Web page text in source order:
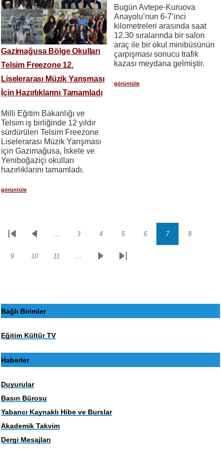
Gazimağusa Bölge Okulları
Telsim Freezone 12.
Liselerarası Müzik Yarışması
İçin Hazırlıklarını Tamamladı
Milli Eğitim Bakanlığı ve
Telsim iş birliğinde 12 yıldır
sürdürülen Telsim Freezone
Liselerarası Müzik Yarışması
için Gazimağusa, İskele ve
Yeniboğaziçi okulları
hazırlıklarını tamamladı.
görüntüle
Bugün Avtepe-Kuruova
Anayolu’nun 6-7’inci
kilometreleri arasında saat
12.30 sıralarında bir salon
araç ile bir okul minibüsünün
çarpışması sonucu trafik
kazası meydana gelmiştir.
görüntüle
Sayfalama
İlk
Önceki… Sayfa
3 Sayfa
4 Sayfa
5 Sayfa
6 Sayfa
7 Sayfa
8
Sayfa
9 Sayfa
10 Sayfa
11 …
SonrakiSon
Bağlı Birimler
Eğitim Kültür TV
Haberler
Duyurular
Basın Bürosu
Yabancı Kaynaklı Hibe ve Burslar
Akademik Takvim
Dergi Mesajları